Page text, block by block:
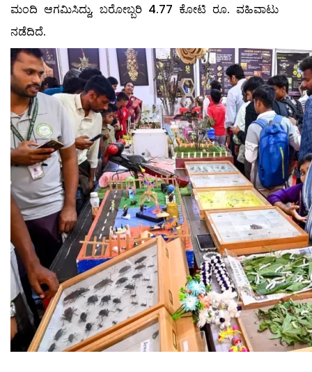
ಮಂದಿ ಆಗಮಿಸಿದ್ದು, ಬರೋಬ್ಬರಿ 4.77 ಕೋಟಿ ರೂ. ವಹಿವಾಟು
ನಡೆದಿದೆ.